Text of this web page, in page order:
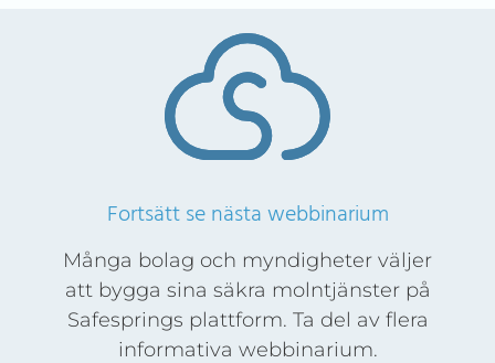
Fortsätt se nästa webbinarium
Många bolag och myndigheter väljer
att bygga sina säkra molntjänster på
Safesprings plattform. Ta del av flera
informativa webbinarium.